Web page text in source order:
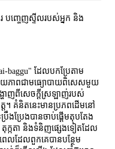
បញ្ចេញស្ទីលរបស់អ្នក និង
baggu" ដែលបកប្រែតាម
យភាពជាមធ្យោបាយពិសេសមួយ
ង្ហាញពីសេចក្តីស្រឡាញ់របស់
។ គំនិតនេះមានប្រភពដើមនៅ
ងប្រែងបានចាប់ផ្តើមតុបតែង
ក្កតា និងទំនិញផ្សេងទៀតដែល
លដែលពួកគេបានបន្ថែម